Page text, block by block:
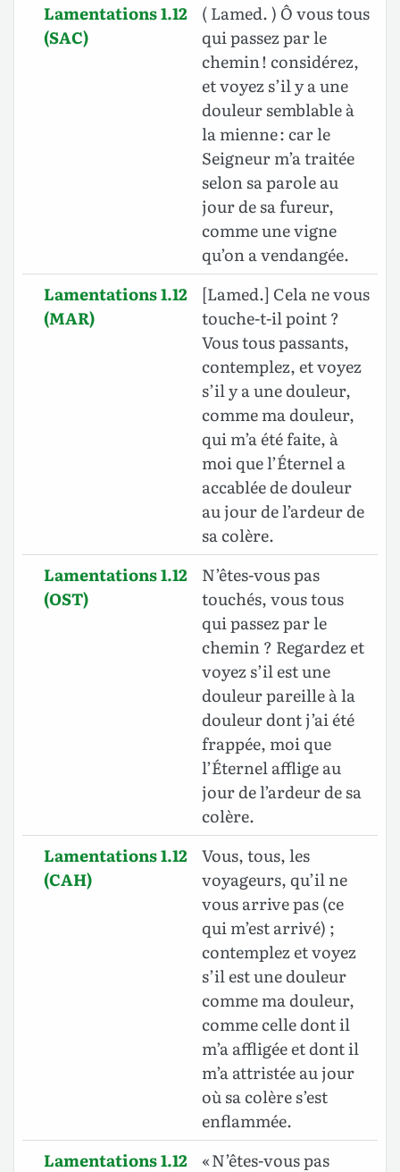
Lamentations 1.12
(SAC)
( Lamed. ) Ô vous tous
qui passez par le
chemin ! considérez,
et voyez s’il y a une
douleur semblable à
la mienne : car le
Seigneur m’a traitée
selon sa parole au
jour de sa fureur,
comme une vigne
qu’on a vendangée.
Lamentations 1.12
(MAR)
[Lamed.] Cela ne vous
touche-t-il point ?
Vous tous passants,
contemplez, et voyez
s’il y a une douleur,
comme ma douleur,
qui m’a été faite, à
moi que l’Éternel a
accablée de douleur
au jour de l’ardeur de
sa colère.
Lamentations 1.12
(OST)
N’êtes-vous pas
touchés, vous tous
qui passez par le
chemin ? Regardez et
voyez s’il est une
douleur pareille à la
douleur dont j’ai été
frappée, moi que
l’Éternel afflige au
jour de l’ardeur de sa
colère.
Lamentations 1.12
(CAH)
Vous, tous, les
voyageurs, qu’il ne
vous arrive pas (ce
qui m’est arrivé) ;
contemplez et voyez
s’il est une douleur
comme ma douleur,
comme celle dont il
m’a affligée et dont il
m’a attristée au jour
où sa colère s’est
enflammée.
Lamentations 1.12
« N’êtes-vous pas